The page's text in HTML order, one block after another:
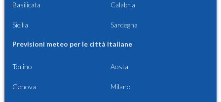
Basilicata Calabria
Sicilia Sardegna
Previsioni meteo per le città italiane
Torino Aosta
Genova Milano